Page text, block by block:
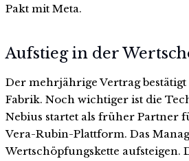
Pakt mit Meta.
Aufstieg in der
Der mehrjährige Vertrag
Fabrik. Noch wichtiger ist die
Nebius startet als früher Partner
Vera-Rubin-Plattform. Das
Wertschöpfungskette aufsteigen.